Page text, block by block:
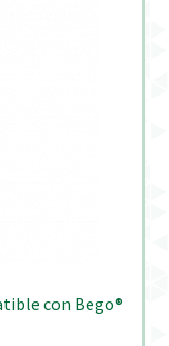
con Bego®